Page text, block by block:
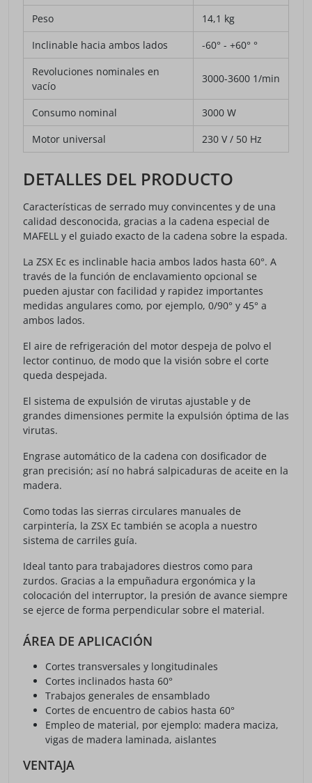
Peso
14,1 kg
Inclinable hacia ambos lados
-60° - +60° °
Revoluciones nominales en
vacío
3000-3600 1/min
Consumo nominal
3000 W
Motor universal
230 V / 50 Hz
DETALLES DEL PRODUCTO
Características de serrado muy convincentes y de una
calidad desconocida, gracias a la cadena especial de
MAFELL y el guiado exacto de la cadena sobre la espada.
La ZSX Ec es inclinable hacia ambos lados hasta 60°. A
través de la función de enclavamiento opcional se
pueden ajustar con facilidad y rapidez importantes
medidas angulares como, por ejemplo, 0/90° y 45° a
ambos lados.
El aire de refrigeración del motor despeja de polvo el
lector continuo, de modo que la visión sobre el corte
queda despejada.
El sistema de expulsión de virutas ajustable y de
grandes dimensiones permite la expulsión óptima de las
virutas.
Engrase automático de la cadena con dosificador de
gran precisión; así no habrá salpicaduras de aceite en la
madera.
Como todas las sierras circulares manuales de
carpintería, la ZSX Ec también se acopla a nuestro
sistema de carriles guía.
Ideal tanto para trabajadores diestros como para
zurdos. Gracias a la empuñadura ergonómica y la
colocación del interruptor, la presión de avance siempre
se ejerce de forma perpendicular sobre el material.
ÁREA DE APLICACIÓN
Cortes transversales y longitudinales
Cortes inclinados hasta 60°
Trabajos generales de ensamblado
Cortes de encuentro de cabios hasta 60°
Empleo de material, por ejemplo: madera maciza,
vigas de madera laminada, aislantes
VENTAJA